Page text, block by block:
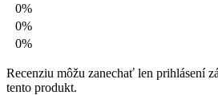
0%
0%
0%
Recenziu môžu zanechať len prihlásení
tento produkt.